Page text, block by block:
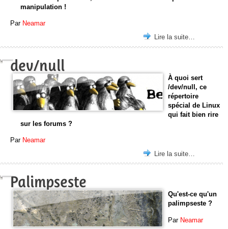
manipulation !
Par Neamar
Lire la suite…
dev/null
À quoi sert
/dev/null, ce
répertoire
spécial de Linux
qui fait bien rire
sur les forums ?
Par Neamar
Lire la suite…
Palimpseste
Qu'est-ce qu'un
palimpseste ?
Par Neamar